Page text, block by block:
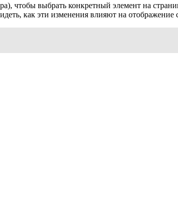
чтобы выбрать конкретный элемент на
как эти изменения влияют на отображение